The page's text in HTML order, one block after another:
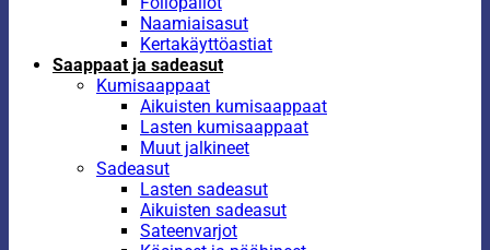
Naamiaisasut
Kertakäyttöastiat
Saappaat ja sadeasut
Kumisaappaat
Aikuisten kumisaappaat
Lasten kumisaappaat
Muut jalkineet
Sadeasut
Lasten sadeasut
Aikuisten sadeasut
Sateenvarjot